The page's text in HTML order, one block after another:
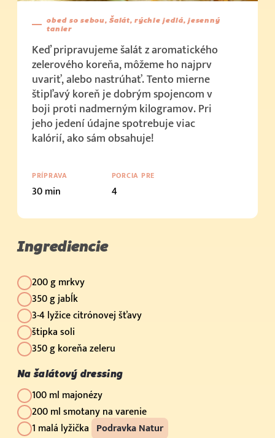
obed so sebou, Šalát, rýchle jedlá, jesenný
tanier
Keď pripravujeme šalát z aromatického
zelerového koreňa, môžeme ho najprv
uvariť, alebo nastrúhať. Tento mierne
štipľavý koreň je dobrým spojencom v
boji proti nadmerným kilogramov. Pri
jeho jedení údajne spotrebuje viac
kalórií, ako sám obsahuje!
PRÍPRAVA
30 min
PORCIA PRE
4
Ingrediencie
200 g mrkvy
350 g jabĺk
3-4 lyžice citrónovej šťavy
štipka soli
350 g koreňa zeleru
Na šalátový dressing
100 ml majonézy
200 ml smotany na varenie
1 malá lyžička Podravka Natur